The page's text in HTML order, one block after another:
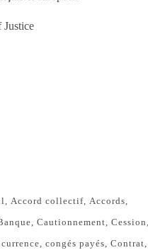
Justice
Accord collectif Accords
Cautionnement Cession
congés payés Contrat